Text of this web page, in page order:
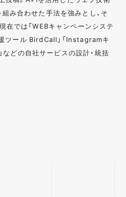
み合わせた手法を強みとし、そ
在では「WEBキャンペーンシステ
ツール BirdCall」「Instagramキ
どの自社サービスの設計・統括